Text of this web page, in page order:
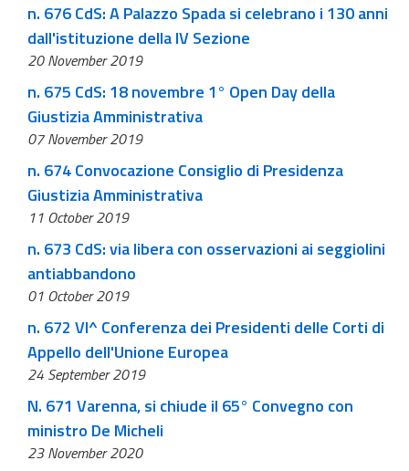
n. 676 CdS: A Palazzo Spada si celebrano i 130 anni
dall'istituzione della IV Sezione
20 November 2019
n. 675 CdS: 18 novembre 1° Open Day della
Giustizia Amministrativa
07 November 2019
n. 674 Convocazione Consiglio di Presidenza
Giustizia Amministrativa
11 October 2019
n. 673 CdS: via libera con osservazioni ai seggiolini
antiabbandono
01 October 2019
n. 672 VI^ Conferenza dei Presidenti delle Corti di
Appello dell'Unione Europea
24 September 2019
N. 671 Varenna, si chiude il 65° Convegno con
ministro De Micheli
23 November 2020